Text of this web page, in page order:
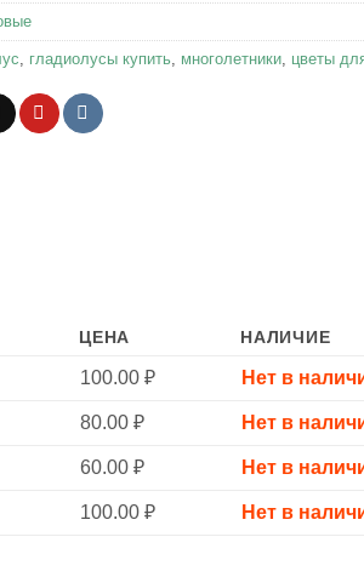
, гладиолусы купить, многолетники, цветы
ЦЕНА НАЛИЧИЕ
100.00 ₽ Нет в
80.00 ₽ Нет в
60.00 ₽ Нет в
100.00 ₽ Нет в